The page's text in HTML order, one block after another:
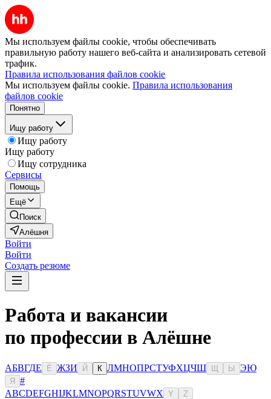
Мы используем файлы cookie, чтобы обеспечивать
правильную работу нашего веб-сайта и анализировать сетевой
трафик.
Правила использования файлов cookie
Мы используем файлы cookie. Правила использования
файлов cookie
Понятно
Ищу работу
Ищу работу
Ищу работу
Ищу сотрудника
Сервисы
Помощь
Ещё
Поиск
Алёшня
Войти
Войти
Создать резюме
Работа и вакансии
по профессии в Алёшне
АБВГДЕ Ё ЖЗИ Й К ЛМНОПРСТУФХЦЧШ Ы ЭЮ
Я
#
ABCDEFGHIJKLMNOPQRSTUVWX Y Z